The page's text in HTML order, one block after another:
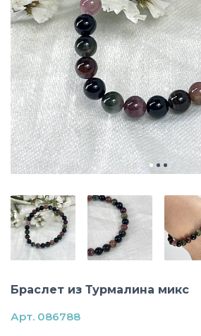
Браслет из Турмалина микс
Арт. 086788